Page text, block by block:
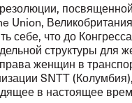
Union,
себе, что до
структуры для
женщин в
SNTT (Колумбия),
в настоящее